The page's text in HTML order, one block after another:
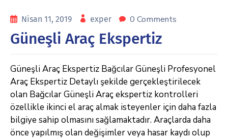
Nisan 11, 2019 exper 0 Comments
Güneşli Araç Ekspertiz
Güneşli Araç Ekspertiz Bağcılar Güneşli Profesyonel
Araç Ekspertiz Detaylı şekilde gerçekleştirilecek
olan Bağcılar Güneşli Araç ekspertiz kontrolleri
özellikle ikinci el araç almak isteyenler için daha fazla
bilgiye sahip olmasını sağlamaktadır. Araçlarda daha
önce yapılmış olan değişimler veya hasar kaydı olup